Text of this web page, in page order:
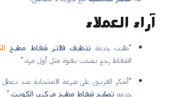
آراء العملاء
“طلبت خدمةتنظيف فلاتر شفاط مطبخ
الشفاط رجع يسحب بقوة مثل أول مرة.”
“أشكر الفريق على سرعة الاستجابة عند تعطل
خدمةتصليح شفاط مطبخ مركزي الكويت.”